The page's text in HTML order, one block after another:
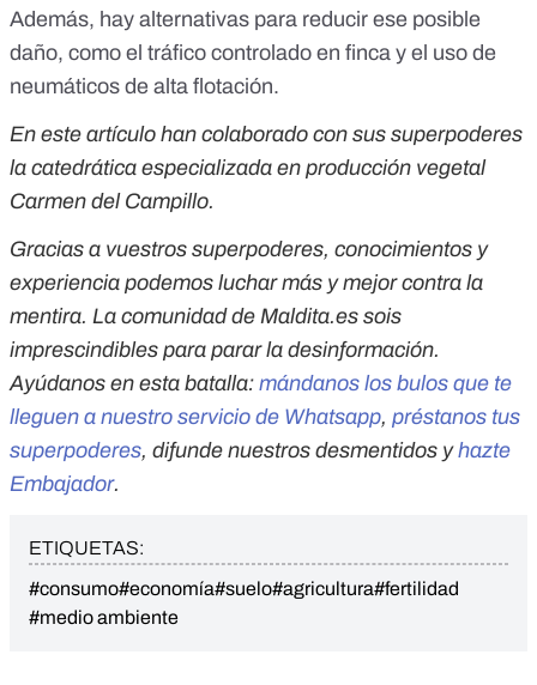
Además, hay alternativas para reducir ese posible
daño, como el tráfico controlado en finca y el uso de
neumáticos de alta flotación.
En este artículo han colaborado con sus superpoderes
la catedrática especializada en producción vegetal
Carmen del Campillo.
Gracias a vuestros superpoderes, conocimientos y
experiencia podemos luchar más y mejor contra la
mentira. La comunidad de Maldita.es sois
imprescindibles para parar la desinformación.
Ayúdanos en esta batalla: mándanos los bulos que te
lleguen a nuestro servicio de Whatsapp, préstanos tus
superpoderes, difunde nuestros desmentidos y hazte
Embajador.
ETIQUETAS:
#consumo#economía#suelo#agricultura#fertilidad
#medio ambiente